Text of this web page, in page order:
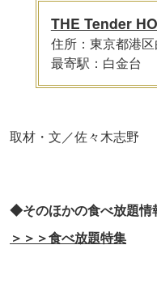
THE Tender
住所：東京都港
最寄駅：白金台
取材・文／佐々木志野
◆そのほかの食べ放題情
＞＞＞食べ放題特集